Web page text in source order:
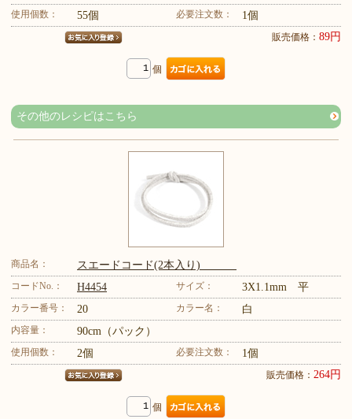
使用個数： 55個 必要注文数： 1個
販売価格： 89円
個
その他のレシピはこちら
商品名： スエードコード(2本入り)
コードNo.： H4454 サイズ： 3X1.1mm 平
カラー番号： 20 カラー名： 白
内容量： 90cm（パック）
使用個数： 2個 必要注文数： 1個
販売価格： 264円
個